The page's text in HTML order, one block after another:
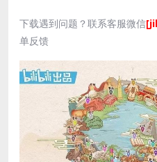
下载遇到问题？联系客服微信
单反馈